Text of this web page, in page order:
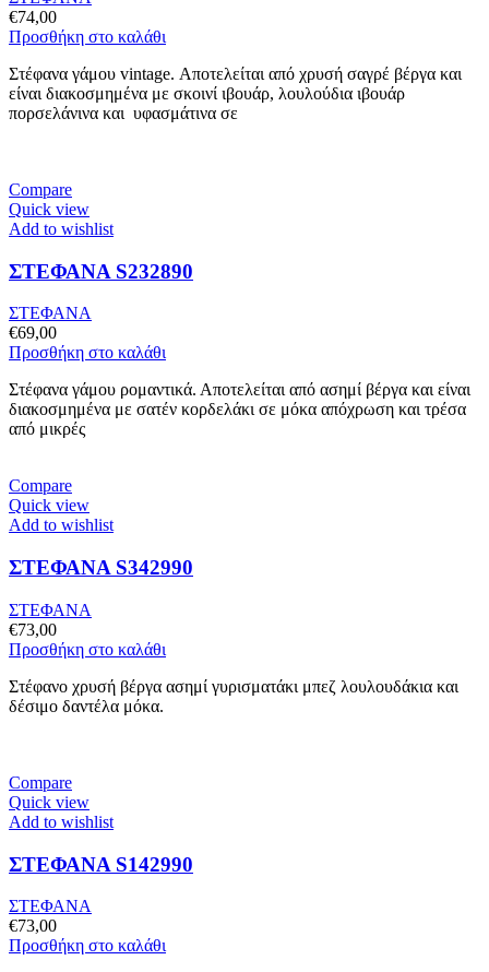
€74,00
Προσθήκη στο καλάθι
Στέφανα γάμου vintage. Αποτελείται από χρυσή σαγρέ βέργα και
είναι διακοσμημένα με σκοινί ιβουάρ, λουλούδια ιβουάρ
πορσελάνινα και υφασμάτινα σε
Compare
Quick view
Add to wishlist
ΣΤΕΦΑΝΑ S232890
ΣΤΕΦΑΝΑ
€69,00
Προσθήκη στο καλάθι
Στέφανα γάμου ρομαντικά. Αποτελείται από ασημί βέργα και είναι
διακοσμημένα με σατέν κορδελάκι σε μόκα απόχρωση και τρέσα
από μικρές
Compare
Quick view
Add to wishlist
ΣΤΕΦΑΝΑ S342990
ΣΤΕΦΑΝΑ
€73,00
Προσθήκη στο καλάθι
Στέφανο χρυσή βέργα ασημί γυρισματάκι μπεζ λουλουδάκια και
δέσιμο δαντέλα μόκα.
Compare
Quick view
Add to wishlist
ΣΤΕΦΑΝΑ S142990
ΣΤΕΦΑΝΑ
€73,00
Προσθήκη στο καλάθι